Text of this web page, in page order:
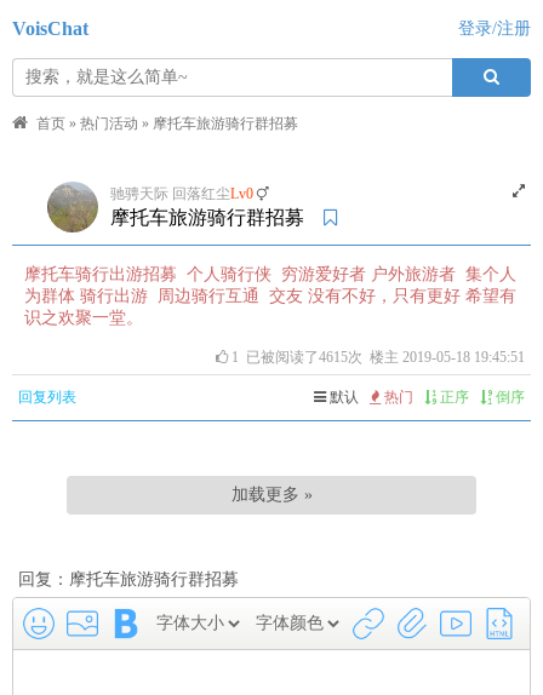
VoisChat 登录/注册
首页 » 热门活动 » 摩托车旅游骑行群招募
驰骋天际 回落红尘Lv0
摩托车旅游骑行群招募
摩托车骑行出游招募 个人骑行侠 穷游爱好者 户外旅游者 集个人
为群体 骑行出游 周边骑行互通 交友 没有不好，只有更好 希望有
识之欢聚一堂。
1 已被阅读了4615次 楼主 2019-05-18 19:45:51
回复列表 默认 热门 正序 倒序
加载更多 »
回复：摩托车旅游骑行群招募